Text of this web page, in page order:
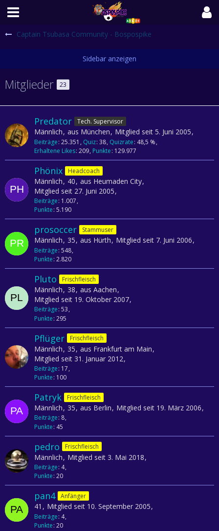
Captain Tsubasa Community - Bospospike
Mitglieder 23
Predator Tech. Supervisor
Männlich aus München Mitglied seit 5. Juni 2005
Beiträge 25.351 Quiz 38 Quizrate 48,5 %
Erhaltene Likes 209 Punkte 129.977
Phönix Headcoach
Männlich 40 aus Heumaden City
Mitglied seit 27. Juni 2005
Beiträge 1.007
Punkte 5.190
prosoccer Stammuser
Männlich 35 aus Hürth Mitglied seit 7. Juni 2006
Beiträge 548
Punkte 2.820
Pluto Frischfleisch
Männlich 38 aus Aachen
Mitglied seit 19. Oktober 2007
Beiträge 53
Punkte 295
Pflüger Frischfleisch
Männlich 35 aus Frankfurt am Main
Mitglied seit 31. Januar 2012
Beiträge 17
Punkte 100
Patryk Frischfleisch
Männlich 35 aus Berlin Mitglied seit 19. März 2006
Beiträge 8
Punkte 45
pedro Frischfleisch
Männlich Mitglied seit 3. Mai 2018
Beiträge 4
Punkte 20
pan4 Anfänger
41 Mitglied seit 10. September 2005
Beiträge 4
Punkte 20